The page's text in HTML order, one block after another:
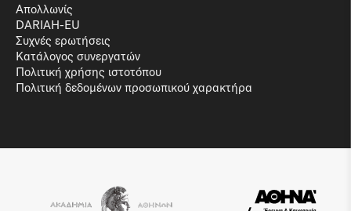
Απολλωνίς
DARIAH-EU
Συχνές ερωτήσεις
Κατάλογος συνεργατών
Πολιτική χρήσης ιστοτόπου
Πολιτική δεδομένων προσωπικού χαρακτήρα